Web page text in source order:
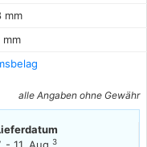
mm
mm
alle Angaben ohne Gewähr
3